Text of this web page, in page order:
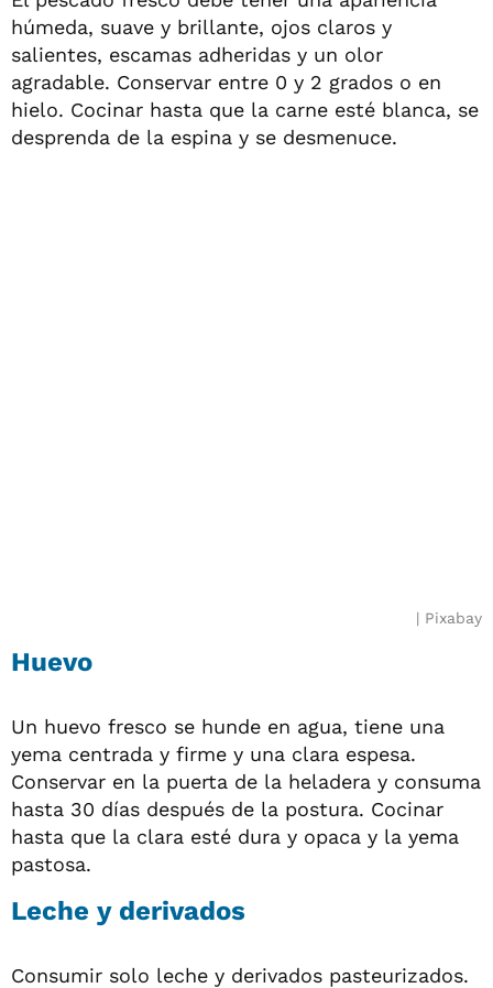
húmeda, suave y brillante, ojos claros y
salientes, escamas adheridas y un olor
agradable. Conservar entre 0 y 2 grados o en
hielo. Cocinar hasta que la carne esté blanca, se
desprenda de la espina y se desmenuce.
Pixabay
Huevo
Un huevo fresco se hunde en agua, tiene una
yema centrada y firme y una clara espesa.
Conservar en la puerta de la heladera y consuma
hasta 30 días después de la postura. Cocinar
hasta que la clara esté dura y opaca y la yema
pastosa.
Leche y derivados
Consumir solo leche y derivados pasteurizados.